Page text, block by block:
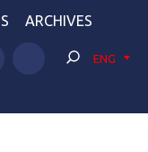
ARCHIVES
ENG